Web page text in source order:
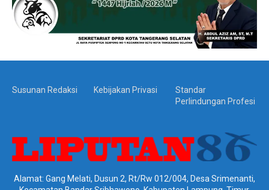
Susunan Redaksi Kebijakan Privasi
Standar
Perlindungan Profesi
Alamat: Gang Melati, Dusun 2, Rt/Rw 012/004, Desa Srimenanti,